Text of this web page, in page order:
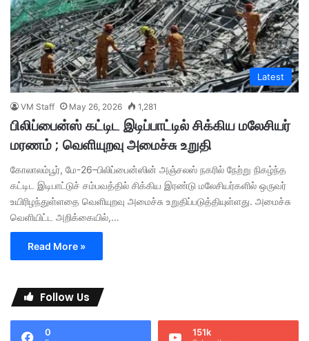
Latest
VM Staff May 26, 2026 1,281
பிலிப்பைன்ஸ் கட்டிட இடிப்பாட்டில் சிக்கிய மலேசியர்
மரணம் ; வெளியுறவு அமைச்சு உறுதி
கோலாலம்பூர், மே-26–பிலிப்பைன்ஸின் அஞ்சலஸ் நகரில் நேற்று நிகழ்ந்த
கட்டிட இடிபாட்டுச் சம்பவத்தில் சிக்கிய இரண்டு மலேசியர்களில் ஒருவர்
உயிரிழந்துள்ளதை வெளியுறவு அமைச்சு உறுதிப்படுத்தியுள்ளது. அமைச்சு
வெளியிட்ட அறிக்கையில்,…
Read More »
Follow Us
0 151k